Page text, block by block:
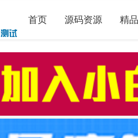
首页 源码资源 精